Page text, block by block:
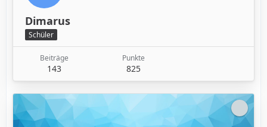
Dimarus
Schüler
Beiträge
143
Punkte
825